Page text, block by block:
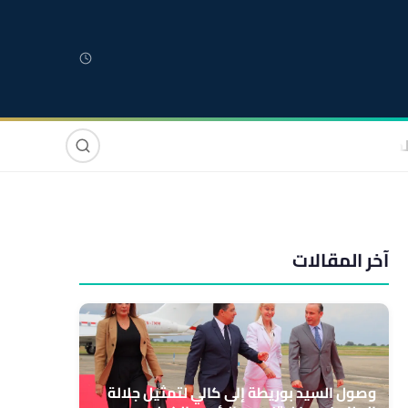
صوت وصورة
آخر المقالات
وصول السيد بوريطة إلى كالي لتمثيل جلالة